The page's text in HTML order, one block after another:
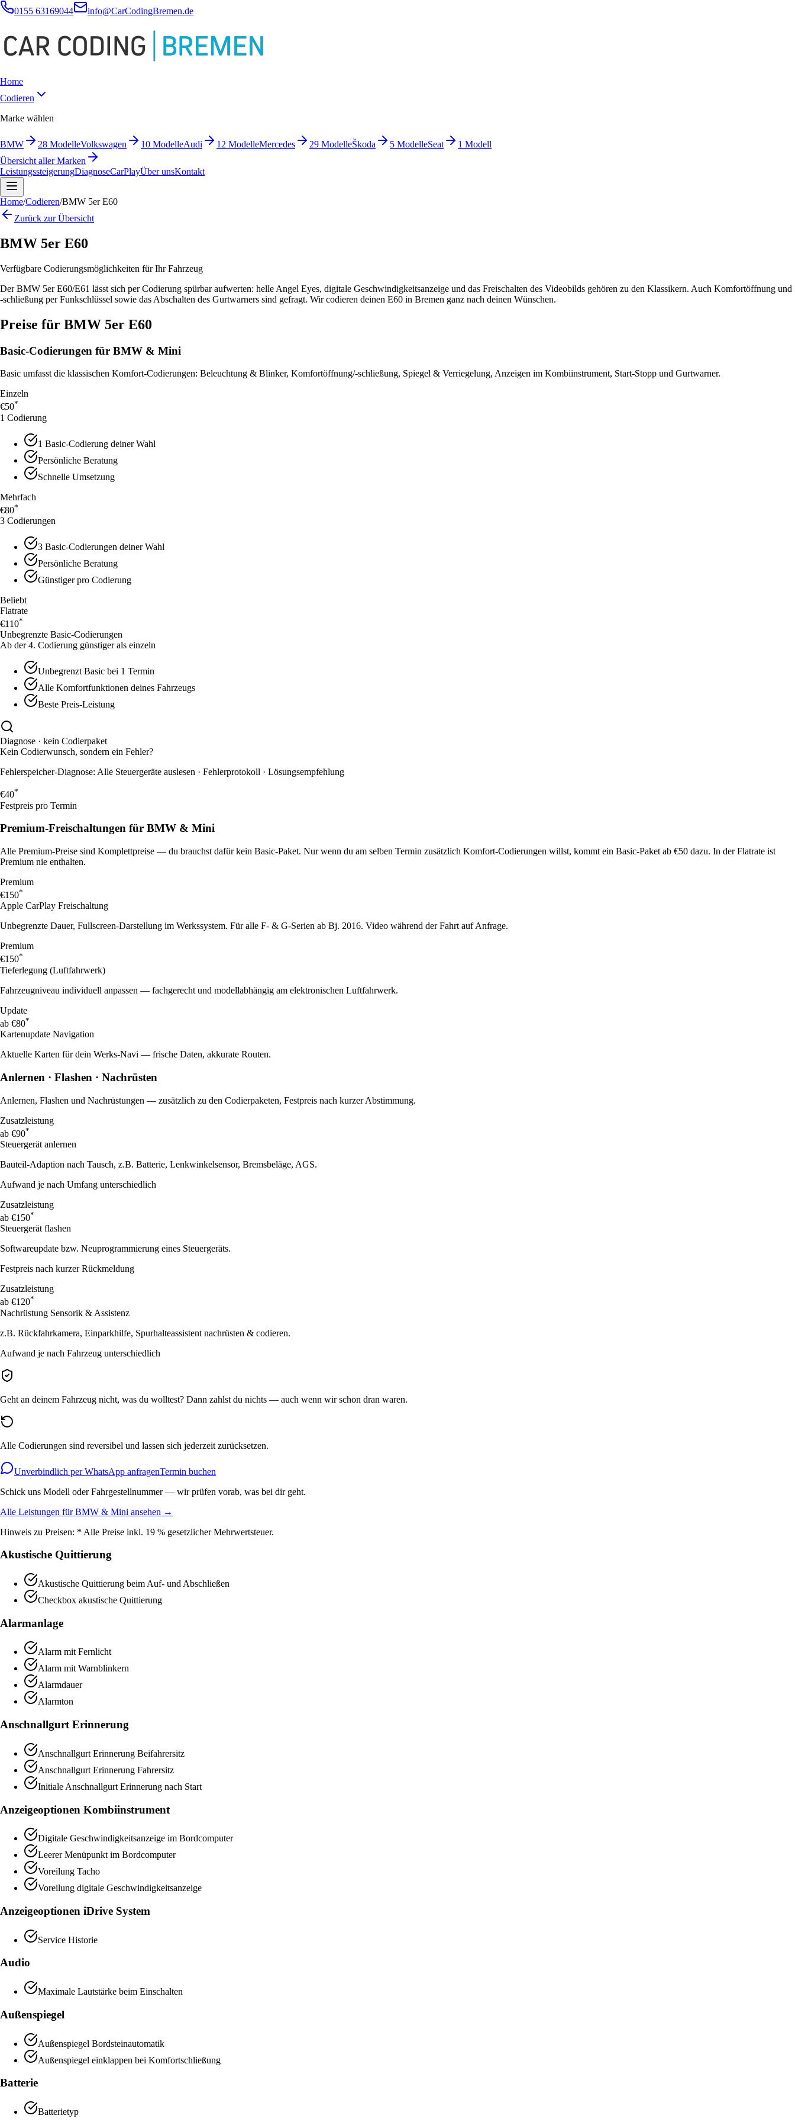
0155 63169044 info@CarCodingBremen.de
Home
Codieren
Marke wählen
BMW 28 ModelleVolkswagen 10 ModelleAudi 12 ModelleMercedes 29 ModelleŠkoda 5 ModelleSeat 1 Modell
Übersicht aller Marken
LeistungssteigerungDiagnoseCarPlayÜber unsKontakt
Home/Codieren/BMW 5er E60
Zurück zur Übersicht
BMW 5er E60
Verfügbare Codierungsmöglichkeiten für Ihr Fahrzeug
Der BMW 5er E60/E61 lässt sich per Codierung spürbar aufwerten: helle Angel Eyes, digitale Geschwindigkeitsanzeige und das Freischalten des Videobilds gehören zu den Klassikern. Auch Komfortöffnung und
-schließung per Funkschlüssel sowie das Abschalten des Gurtwarners sind gefragt. Wir codieren deinen E60 in Bremen ganz nach deinen Wünschen.
Preise für BMW 5er E60
Basic-Codierungen für BMW & Mini
Basic umfasst die klassischen Komfort-Codierungen: Beleuchtung & Blinker, Komfortöffnung/-schließung, Spiegel & Verriegelung, Anzeigen im Kombiinstrument, Start-Stopp und Gurtwarner.
Einzeln
€50*
1 Codierung
1 Basic-Codierung deiner Wahl
Persönliche Beratung
Schnelle Umsetzung
Mehrfach
€80*
3 Codierungen
3 Basic-Codierungen deiner Wahl
Persönliche Beratung
Günstiger pro Codierung
Beliebt
Flatrate
€110*
Unbegrenzte Basic-Codierungen
Ab der 4. Codierung günstiger als einzeln
Unbegrenzt Basic bei 1 Termin
Alle Komfortfunktionen deines Fahrzeugs
Beste Preis-Leistung
Diagnose · kein Codierpaket
Kein Codierwunsch, sondern ein Fehler?
Fehlerspeicher-Diagnose: Alle Steuergeräte auslesen · Fehlerprotokoll · Lösungsempfehlung
€40*
Festpreis pro Termin
Premium-Freischaltungen für BMW & Mini
Alle Premium-Preise sind Komplettpreise — du brauchst dafür kein Basic-Paket. Nur wenn du am selben Termin zusätzlich Komfort-Codierungen willst, kommt ein Basic-Paket ab €50 dazu. In der Flatrate ist
Premium nie enthalten.
Premium
€150*
Apple CarPlay Freischaltung
Unbegrenzte Dauer, Fullscreen-Darstellung im Werkssystem. Für alle F- & G-Serien ab Bj. 2016. Video während der Fahrt auf Anfrage.
Premium
€150*
Tieferlegung (Luftfahrwerk)
Fahrzeugniveau individuell anpassen — fachgerecht und modellabhängig am elektronischen Luftfahrwerk.
Update
ab €80*
Kartenupdate Navigation
Aktuelle Karten für dein Werks-Navi — frische Daten, akkurate Routen.
Anlernen · Flashen · Nachrüsten
Anlernen, Flashen und Nachrüstungen — zusätzlich zu den Codierpaketen, Festpreis nach kurzer Abstimmung.
Zusatzleistung
ab €90*
Steuergerät anlernen
Bauteil-Adaption nach Tausch, z.B. Batterie, Lenkwinkelsensor, Bremsbeläge, AGS.
Aufwand je nach Umfang unterschiedlich
Zusatzleistung
ab €150*
Steuergerät flashen
Softwareupdate bzw. Neuprogrammierung eines Steuergeräts.
Festpreis nach kurzer Rückmeldung
Zusatzleistung
ab €120*
Nachrüstung Sensorik & Assistenz
z.B. Rückfahrkamera, Einparkhilfe, Spurhalteassistent nachrüsten & codieren.
Aufwand je nach Fahrzeug unterschiedlich
Geht an deinem Fahrzeug nicht, was du wolltest? Dann zahlst du nichts — auch wenn wir schon dran waren.
Alle Codierungen sind reversibel und lassen sich jederzeit zurücksetzen.
Unverbindlich per WhatsApp anfragenTermin buchen
Schick uns Modell oder Fahrgestellnummer — wir prüfen vorab, was bei dir geht.
Alle Leistungen fürBMW & Mini ansehen →
Hinweis zu Preisen: * Alle Preise inkl. 19 % gesetzlicher Mehrwertsteuer.
Akustische Quittierung
Akustische Quittierung beim Auf- und Abschließen
Checkbox akustische Quittierung
Alarmanlage
Alarm mit Fernlicht
Alarm mit Warnblinkern
Alarmdauer
Alarmton
Anschnallgurt Erinnerung
Anschnallgurt Erinnerung Beifahrersitz
Anschnallgurt Erinnerung Fahrersitz
Initiale Anschnallgurt Erinnerung nach Start
Anzeigeoptionen Kombiinstrument
Digitale Geschwindigkeitsanzeige im Bordcomputer
Leerer Menüpunkt im Bordcomputer
Voreilung Tacho
Voreilung digitale Geschwindigkeitsanzeige
Anzeigeoptionen iDrive System
Service Historie
Audio
Maximale Lautstärke beim Einschalten
Außenspiegel
Außenspiegel Bordsteinautomatik
Außenspiegel einklappen bei Komfortschließung
Batterie
Batterietyp